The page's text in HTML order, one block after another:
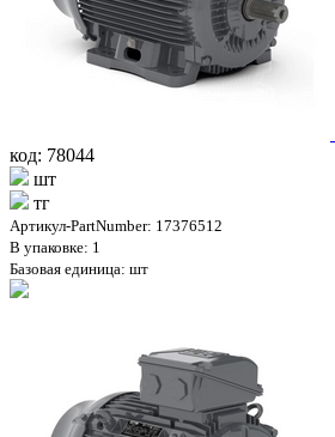
код: 78044
шт
тг
Артикул-PartNumber: 17376512
В упаковке: 1
Базовая единица: шт